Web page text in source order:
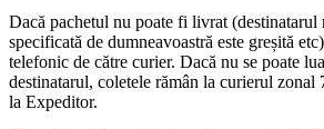
Dacă pachetul nu poate fi livrat (destinatarul
specificată de dumneavoastră este greșită
telefonic de către curier. Dacă nu se poate
destinatarul, coletele rămân la curierul zonal
la Expeditor.